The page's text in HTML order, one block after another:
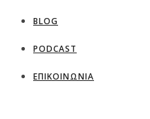
BLOG
PODCAST
ΕΠΙΚΟΙΝΩΝΙΑ